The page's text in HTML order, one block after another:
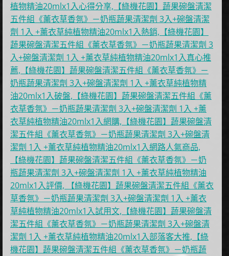
植物精油20mlx1入心得分享,【綠機花園】蔬果碗盤清潔
五件組《薰衣草香氛》－奶瓶蔬果清潔劑 3入+碗盤清潔
劑 1入 +薰衣草純植物精油20mlx1入熱銷,【綠機花園】
蔬果碗盤清潔五件組《薰衣草香氛》－奶瓶蔬果清潔劑 3
入+碗盤清潔劑 1入 +薰衣草純植物精油20mlx1入真心推
薦,【綠機花園】蔬果碗盤清潔五件組《薰衣草香氛》－
奶瓶蔬果清潔劑 3入+碗盤清潔劑 1入 +薰衣草純植物精
油20mlx1入破盤,【綠機花園】蔬果碗盤清潔五件組《薰
衣草香氛》－奶瓶蔬果清潔劑 3入+碗盤清潔劑 1入 +薰
衣草純植物精油20mlx1入網購,【綠機花園】蔬果碗盤清
潔五件組《薰衣草香氛》－奶瓶蔬果清潔劑 3入+碗盤清
潔劑 1入 +薰衣草純植物精油20mlx1入網路人氣商品,
【綠機花園】蔬果碗盤清潔五件組《薰衣草香氛》－奶
瓶蔬果清潔劑 3入+碗盤清潔劑 1入 +薰衣草純植物精油
20mlx1入評價, 【綠機花園】蔬果碗盤清潔五件組《薰衣
草香氛》－奶瓶蔬果清潔劑 3入+碗盤清潔劑 1入 +薰衣
草純植物精油20mlx1入試用文,【綠機花園】蔬果碗盤清
潔五件組《薰衣草香氛》－奶瓶蔬果清潔劑 3入+碗盤清
潔劑 1入 +薰衣草純植物精油20mlx1入部落客大推,【綠
機花園】蔬果碗盤清潔五件組《薰衣草香氛》－奶瓶蔬